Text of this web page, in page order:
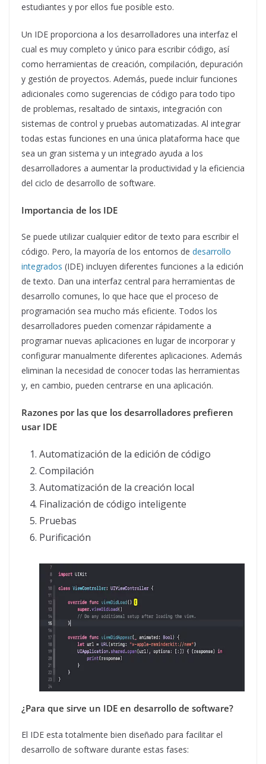
estudiantes y por ellos fue posible esto.
Un IDE proporciona a los desarrolladores una interfaz el
cual es muy completo y único para escribir código, así
como herramientas de creación, compilación, depuración
y gestión de proyectos. Además, puede incluir funciones
adicionales como sugerencias de código para todo tipo
de problemas, resaltado de sintaxis, integración con
sistemas de control y pruebas automatizadas. Al integrar
todas estas funciones en una única plataforma hace que
sea un gran sistema y un integrado ayuda a los
desarrolladores a aumentar la productividad y la eficiencia
del ciclo de desarrollo de software.
Importancia de los IDE
Se puede utilizar cualquier editor de texto para escribir el
código. Pero, la mayoría de los entornos de desarrollo
integrados (IDE) incluyen diferentes funciones a la edición
de texto. Dan una interfaz central para herramientas de
desarrollo comunes, lo que hace que el proceso de
programación sea mucho más eficiente. Todos los
desarrolladores pueden comenzar rápidamente a
programar nuevas aplicaciones en lugar de incorporar y
configurar manualmente diferentes aplicaciones. Además
eliminan la necesidad de conocer todas las herramientas
y, en cambio, pueden centrarse en una aplicación.
Razones por las que los desarrolladores prefieren
usar IDE
Automatización de la edición de código
Compilación
Automatización de la creación local
Finalización de código inteligente
Pruebas
Purificación
¿Para que sirve un IDE en desarrollo de software?
El IDE esta totalmente bien diseñado para facilitar el
desarrollo de software durante estas fases: